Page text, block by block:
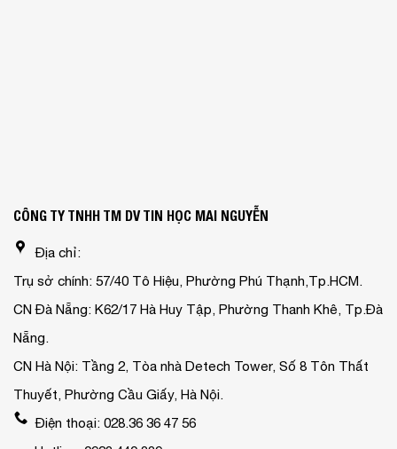
CÔNG TY TNHH TM DV TIN HỌC MAI NGUYỄN
Địa chỉ:
Trụ sở chính: 57/40 Tô Hiệu, Phường Phú Thạnh,Tp.HCM.
CN Đà Nẵng: K62/17 Hà Huy Tập, Phường Thanh Khê, Tp.Đà
Nẵng.
CN Hà Nội: Tầng 2, Tòa nhà Detech Tower, Số 8 Tôn Thất
Thuyết, Phường Cầu Giấy, Hà Nội.
Điện thoại: 028.36 36 47 56